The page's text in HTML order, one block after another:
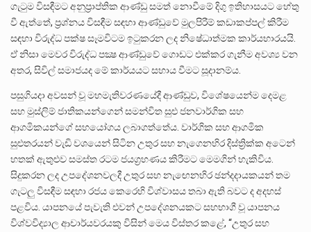
ගැටුම විසඳීමට අනුප්‍රාප්තික ආණ්ඩු සමත් නොවීමේ දිගු ඉතිහාසයට හේතු
වී ඇත්තේ, ප්‍රශ්නය විසඳීම සඳහා ආණ්ඩුවේ මුලපිරීම් කඩාකප්පල් කිරීම
සඳහා විරුද්ධ පක්ෂ සෑමවිටම ඉටුකරන ලද නිෂේධාත්මක කාර්යභාරයයි.
ඒ නිසා මෙවර විරුද්ධ පක්‍ෂ ආණ්ඩුවේ ගොඩට එක්කර ගැනීම අවශ්‍ය වන
අතර, සිවිල් සමාජයද මේ කාර්යයට සහාය වීමට සූදානම්ය.
පසුගියදා අවසන් වූ මහමැතිවරණයේදී ආණ්ඩුව, විශේෂයෙන්ම දෙමළ
සහ මුස්ලිම් ජාතිකයන්ගෙන් සමන්විත සුළු ජනවාර්ගික සහ
ආගමිකයන්ගේ සහයෝගය ලබාගත්තේය. වාර්ගික සහ ආගමික
සුළුතරයන් වැඩි වශයෙන් සිටින උතුර සහ නැගෙනහිර දිස්ත්‍රික්ක අටෙන්
හතක් ඇතුළුව සමස්ත රටම ජයග්‍රහණය කිරීමට මෙමගින් හැකිවිය.
සිදුකරන ලද උපදේශනවලදී උතුර සහ නැඟෙනහිර ඡන්දදායකයන් තම
ගැටලු විසඳීම සඳහා රජය කෙරෙහි විශ්වාසය තබා ඇති බවට ද අදහස්
පළවිය. යාපනයේ පැවැති එවන් උපදේශනයකට සහභාගී වූ යාපනය
විශ්වවිද්‍යාල ආචාර්යවරයකු විසින් මෙය විස්තර කළේ, “උතුර සහ